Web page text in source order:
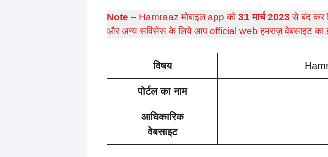
Note – Hamraaz मोबाइल app को31 मार्च 2023 से बंद कर
और अन्य सर्विसेस के लिये आप official web हमराज़ वेबसाइट का
विषय
पोर्टल का नाम
आधिकारिक
वेबसाइट